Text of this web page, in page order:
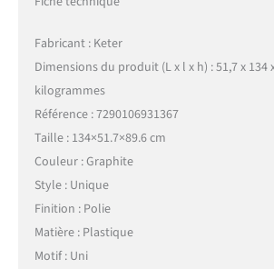
Fabricant : Keter
Dimensions du produit (L x l x h) : 51,7 x 134
kilogrammes
Référence : 7290106931367
Taille : 134×51.7×89.6 cm
Couleur : Graphite
Style : Unique
Finition : Polie
Matière : Plastique
Motif : Uni